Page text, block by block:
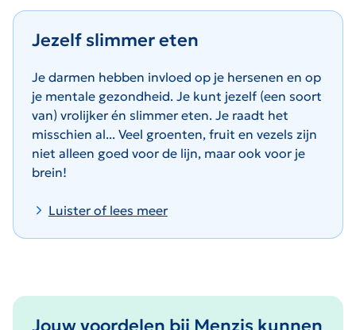
Jezelf slimmer eten
Je darmen hebben invloed op je hersenen en op
je mentale gezondheid. Je kunt jezelf (een soort
van) vrolijker én slimmer eten. Je raadt het
misschien al... Veel groenten, fruit en vezels zijn
niet alleen goed voor de lijn, maar ook voor je
brein!
Luister of lees meer
Jouw voordelen bij Menzis kunnen